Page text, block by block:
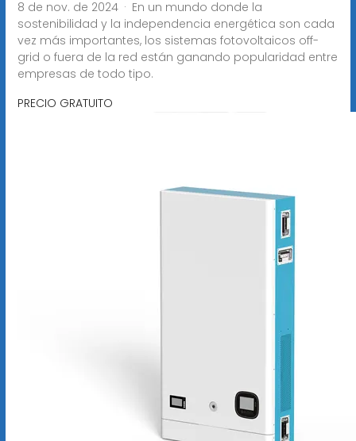
8 de nov. de 2024 · En un mundo donde la
sostenibilidad y la independencia energética son cada
vez más importantes, los sistemas fotovoltaicos off-
grid o fuera de la red están ganando popularidad entre
empresas de todo tipo.
PRECIO GRATUITO